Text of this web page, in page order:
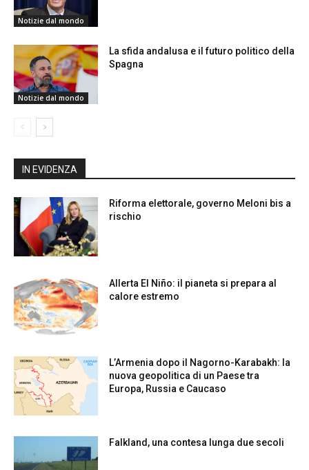
Notizie dal mondo
Notizie dal mondo
La sfida andalusa e il futuro politico della
Spagna
IN EVIDENZA
Riforma elettorale, governo Meloni bis a
rischio
Allerta El Niño: il pianeta si prepara al
calore estremo
L’Armenia dopo il Nagorno-Karabakh: la
nuova geopolitica di un Paese tra
Europa, Russia e Caucaso
Falkland, una contesa lunga due secoli